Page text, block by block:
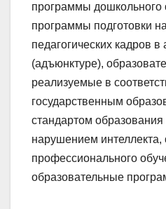
программы дошкольного
программы подготовки
педагогических кадров в
(адъюнктуре),
реализуемые в
государственным
стандартом
нарушением
профессионального
образовательные